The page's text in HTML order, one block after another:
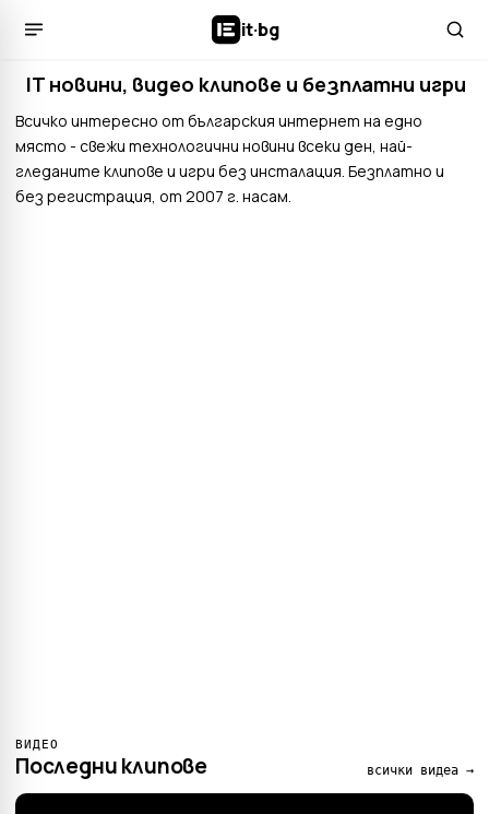
it·bg
IT новини, видео клипове и безплатни игри
Всичко интересно от българския интернет на едно
място - свежи технологични новини всеки ден, най-
гледаните клипове и игри без инсталация. Безплатно и
без регистрация, от 2007 г. насам.
ВИДЕО
Последни клипове всички видеа →